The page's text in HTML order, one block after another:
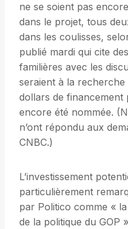
ne se soient pas
dans le projet, tous
dans les coulisses,
publié mardi qui cite
familières avec les
seraient à la recherche
dollars de financement
encore été nommée.
n’ont répondu aux
CNBC.)
L’investissement
particulièrement
par Politico comme «
de la politique du GOP